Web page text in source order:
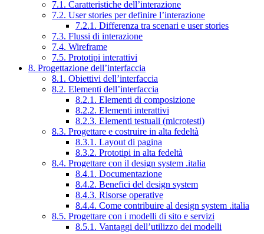
7.1. Caratteristiche dell’interazione
7.2. User stories per definire l’interazione
7.2.1. Differenza tra scenari e user stories
7.3. Flussi di interazione
7.4. Wireframe
7.5. Prototipi interattivi
8. Progettazione dell’interfaccia
8.1. Obiettivi dell’interfaccia
8.2. Elementi dell’interfaccia
8.2.1. Elementi di composizione
8.2.2. Elementi interattivi
8.2.3. Elementi testuali (microtesti)
8.3. Progettare e costruire in alta fedeltà
8.3.1. Layout di pagina
8.3.2. Prototipi in alta fedeltà
8.4. Progettare con il design system .italia
8.4.1. Documentazione
8.4.2. Benefici del design system
8.4.3. Risorse operative
8.4.4. Come contribuire al design system .italia
8.5. Progettare con i modelli di sito e servizi
8.5.1. Vantaggi dell’utilizzo dei modelli